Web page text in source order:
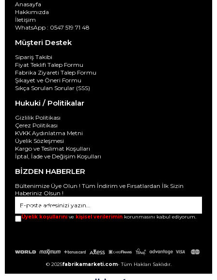
Anasayfa
Hakkımızda
İletişim
WhatsApp : 0547 519 71 48
Müşteri Destek
Sipariş Takibi
Fiyat Teklifi Talep Formu
Fabrika Ziyareti Talep Formu
Şikayet ve Öneri Formu
Sıkça Sorulan Sorular (SSS)
Hukuki / Politikalar
Gizlilik Politikası
Çerez Politikası
KVKK Aydınlatma Metni
Üyelik Sözleşmesi
Kargo ve Teslimat Koşulları
İptal, İade ve Değişim Koşulları
BİZDEN HABERLER
Bültenimize Üye Olun ! Tüm İndirim ve Fırsatlardan İlk Sizin
Haberiniz Olsun !
GÖNDER
Üyelik koşullarını ve kişisel verilerimin korunmasını kabul ediyorum.
© 2025fabrikamarketi.com- Tüm Hakları Saklıdır.